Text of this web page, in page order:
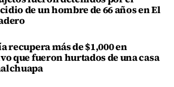
de un hombre de 66 años en El
recupera más de $1,000 en
que fueron hurtados de una casa